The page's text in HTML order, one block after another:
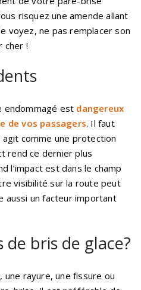
risquez une amende allant
voyez, ne pas remplacer son
cher !
endommagé est dangereux
de vos passagers. Il faut
comme une protection
rend ce dernier plus
l’impact est dans le champ
visibilité sur la route peut
aussi un facteur important
de bris de glace?
une rayure, une fissure ou